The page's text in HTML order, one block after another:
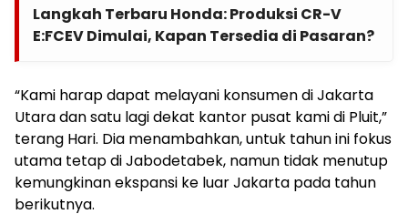
Langkah Terbaru Honda: Produksi CR-V
E:FCEV Dimulai, Kapan Tersedia di Pasaran?
“Kami harap dapat melayani konsumen di Jakarta
Utara dan satu lagi dekat kantor pusat kami di Pluit,”
terang Hari. Dia menambahkan, untuk tahun ini fokus
utama tetap di Jabodetabek, namun tidak menutup
kemungkinan ekspansi ke luar Jakarta pada tahun
berikutnya.